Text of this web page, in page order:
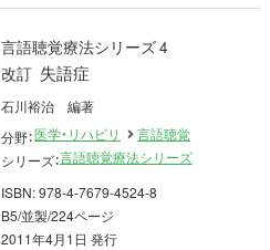
言語聴覚療法シリーズ 4
改訂 失語症
石川裕治 編著
分野：医学・リハビリ
言語聴覚
シリーズ：言語聴覚療法シリーズ
ISBN: 978-4-7679-4524-8
B5/並製/224ページ
2011年4月1日 発行